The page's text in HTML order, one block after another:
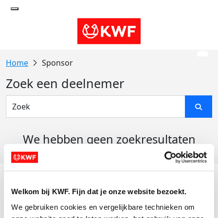
Welkom bij KWF. Fijn dat je onze website bezoekt.
We gebruiken cookies en vergelijkbare technieken om
Sponsor
Zoek een deelnemer
We hebben geen zoekresultaten
Actiematerialen
Evenementen